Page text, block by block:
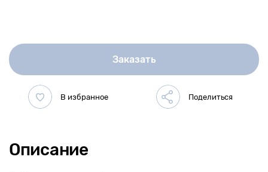
Заказать
Описание